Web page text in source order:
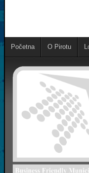
Početna O Pirotu